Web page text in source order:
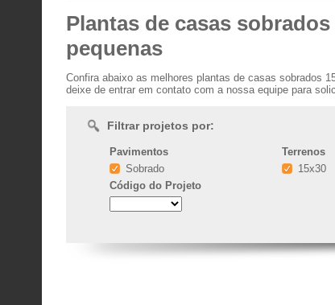
Plantas de casas
pequenas
Confira abaixo as melhores plantas de casas sobrados
deixe de entrar em contato com a nossa equipe para
Filtrar projetos por:
Pavimentos
Sobrado
Código do Projeto
Terrenos
15x30